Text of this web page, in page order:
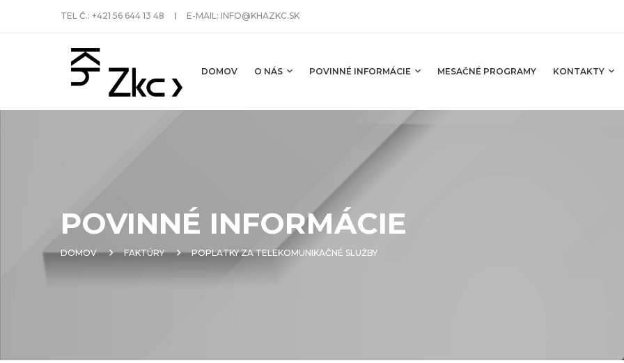
TEL Č.: +421 56 644 13 48 E-MAIL: INFO@KHAZKC.SK
DOMOV O NÁS POVINNÉ INFORMÁCIE MESAČNÉ PROGRAMY KONTAKTY
POVINNÉ INFORMÁCIE
DOMOV FAKTÚRY POPLATKY ZA TELEKOMUNIKAČNÉ SLUŽBY